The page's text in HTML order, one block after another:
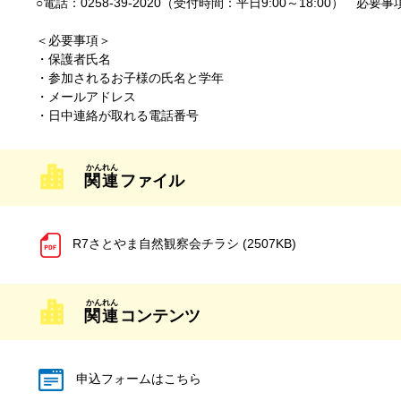
＜必要事項＞
・保護者氏名
・参加されるお子様の氏名と学年
・メールアドレス
・日中連絡が取れる電話番号
関連 ファイル
R7さとやま自然観察会チラシ (2507KB)
関連 コンテンツ
申込フォームはこちら